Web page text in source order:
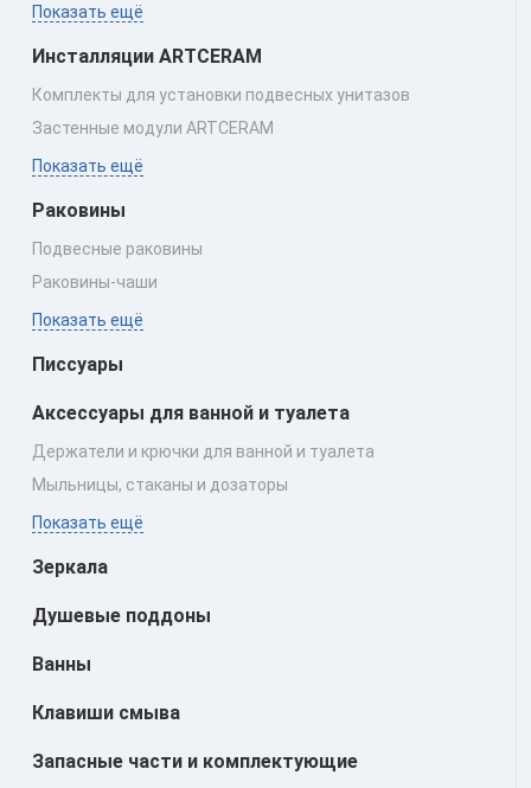
Показать ещё
Инсталляции ARTCERAM
Комплекты для установки подвесных унитазов
Застенные модули ARTCERAM
Показать ещё
Раковины
Подвесные раковины
Раковины‑чаши
Показать ещё
Писсуары
Аксессуары для ванной и туалета
Держатели и крючки для ванной и туалета
Мыльницы, стаканы и дозаторы
Показать ещё
Зеркала
Душевые поддоны
Ванны
Клавиши смыва
Запасные части и комплектующие